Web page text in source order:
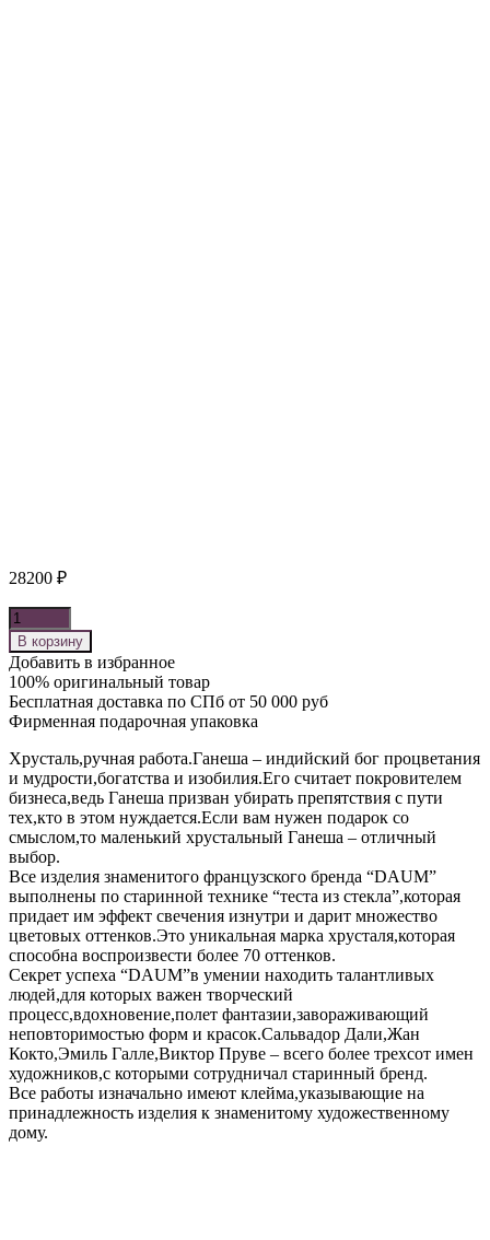
28200 ₽
Количество
В корзину
Добавить в избранное
100% оригинальный товар
Бесплатная доставка по СПб от 50 000 руб
Фирменная подарочная упаковка
Хрусталь,ручная работа.Ганеша – индийский бог процветания
и мудрости,богатства и изобилия.Его считает покровителем
бизнеса,ведь Ганеша призван убирать препятствия с пути
тех,кто в этом нуждается.Если вам нужен подарок со
смыслом,то маленький хрустальный Ганеша – отличный
выбор.
Все изделия знаменитого французского бренда “DAUM”
выполнены по старинной технике “теста из стекла”,которая
придает им эффект свечения изнутри и дарит множество
цветовых оттенков.Это уникальная марка хрусталя,которая
способна воспроизвести более 70 оттенков.
Секрет успеха “DAUM”в умении находить талантливых
людей,для которых важен творческий
процесс,вдохновение,полет фантазии,завораживающий
неповторимостью форм и красок.Сальвадор Дали,Жан
Кокто,Эмиль Галле,Виктор Пруве – всего более трехсот имен
художников,с которыми сотрудничал старинный бренд.
Все работы изначально имеют клейма,указывающие на
принадлежность изделия к знаменитому художественному
дому.